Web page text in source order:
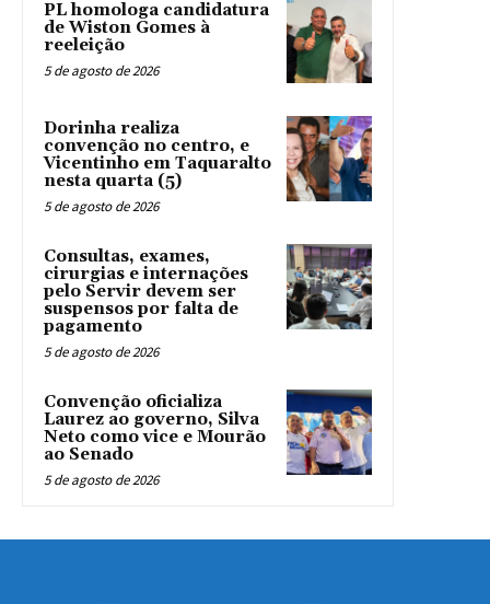
PL homologa candidatura
de Wiston Gomes à
reeleição
5 de agosto de 2026
Dorinha realiza
convenção no centro, e
Vicentinho em Taquaralto
nesta quarta (5)
5 de agosto de 2026
Consultas, exames,
cirurgias e internações
pelo Servir devem ser
suspensos por falta de
pagamento
5 de agosto de 2026
Convenção oficializa
Laurez ao governo, Silva
Neto como vice e Mourão
ao Senado
5 de agosto de 2026